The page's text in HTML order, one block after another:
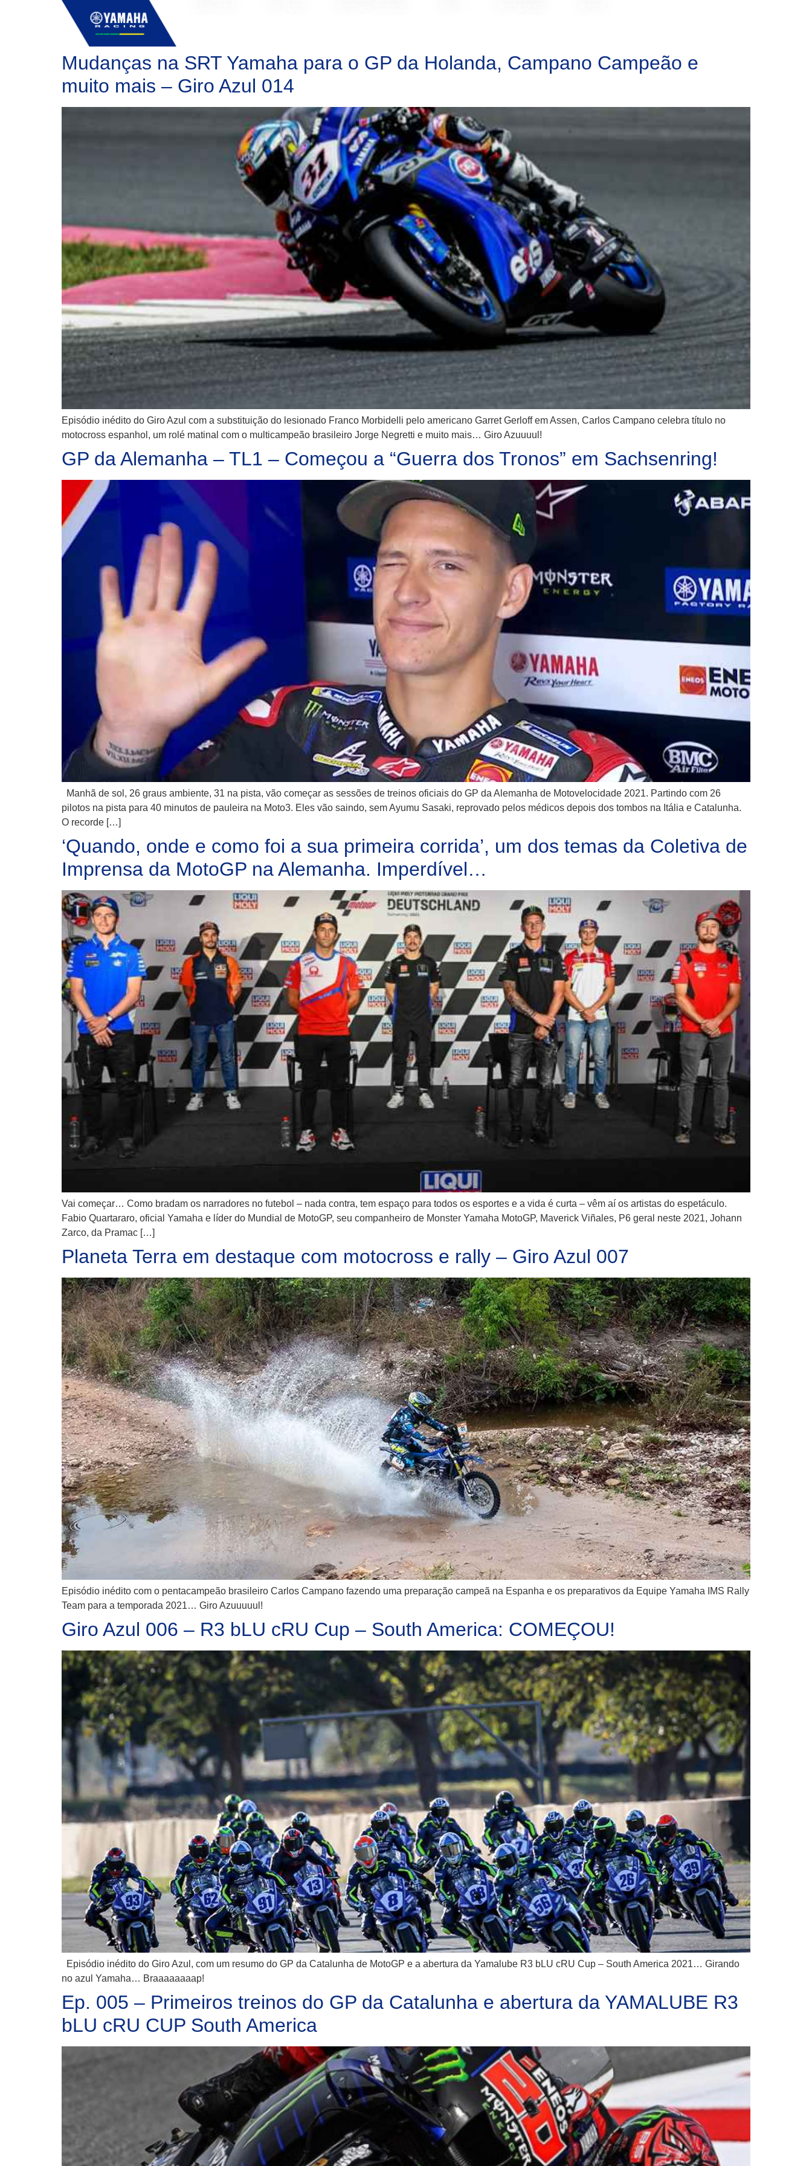
Mudanças na SRT Yamaha para o GP da Holanda, Campano Campeão e
muito mais – Giro Azul 014
Episódio inédito do Giro Azul com a substituição do lesionado Franco Morbidelli pelo americano Garret Gerloff em Assen, Carlos Campano celebra título no
motocross espanhol, um rolé matinal com o multicampeão brasileiro Jorge Negretti e muito mais… Giro Azuuuul!
GP da Alemanha – TL1 – Começou a “Guerra dos Tronos” em Sachsenring!
Manhã de sol, 26 graus ambiente, 31 na pista, vão começar as sessões de treinos oficiais do GP da Alemanha de Motovelocidade 2021. Partindo com 26
pilotos na pista para 40 minutos de pauleira na Moto3. Eles vão saindo, sem Ayumu Sasaki, reprovado pelos médicos depois dos tombos na Itália e Catalunha.
O recorde […]
‘Quando, onde e como foi a sua primeira corrida’, um dos temas da Coletiva de
Imprensa da MotoGP na Alemanha. Imperdível…
Vai começar… Como bradam os narradores no futebol – nada contra, tem espaço para todos os esportes e a vida é curta – vêm aí os artistas do espetáculo.
Fabio Quartararo, oficial Yamaha e líder do Mundial de MotoGP, seu companheiro de Monster Yamaha MotoGP, Maverick Viñales, P6 geral neste 2021, Johann
Zarco, da Pramac […]
Planeta Terra em destaque com motocross e rally – Giro Azul 007
Episódio inédito com o pentacampeão brasileiro Carlos Campano fazendo uma preparação campeã na Espanha e os preparativos da Equipe Yamaha IMS Rally
Team para a temporada 2021… Giro Azuuuuul!
Giro Azul 006 – R3 bLU cRU Cup – South America: COMEÇOU!
Episódio inédito do Giro Azul, com um resumo do GP da Catalunha de MotoGP e a abertura da Yamalube R3 bLU cRU Cup – South America 2021… Girando
no azul Yamaha… Braaaaaaaap!
Ep. 005 – Primeiros treinos do GP da Catalunha e abertura da YAMALUBE R3
bLU cRU CUP South America